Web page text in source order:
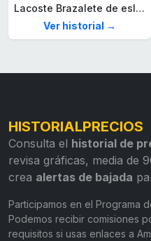
Lacoste Brazalete de eslabón para Hombre Colección STENCIL de Acero inoxidable
Ver historial →
HISTORIALPRECIOS
Consulta el historial de
revisa gráficas, media de
crea alertas de bajada
Participamos en el Programa
Podemos recibir comisiones
requisitos si usas enlaces a